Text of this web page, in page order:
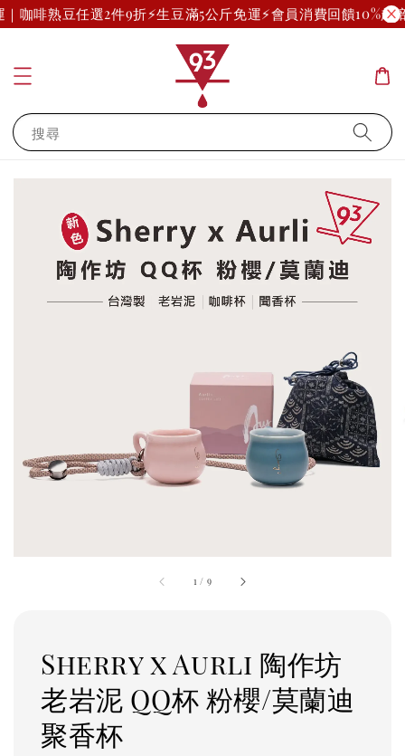
咖啡熟豆任選2件9折⚡生豆滿5公斤免運⚡會員消費回饋10%起(
搜尋
1 / 9
Sherry x Aurli 陶作坊
老岩泥 QQ杯 粉櫻/莫蘭迪
聚香杯